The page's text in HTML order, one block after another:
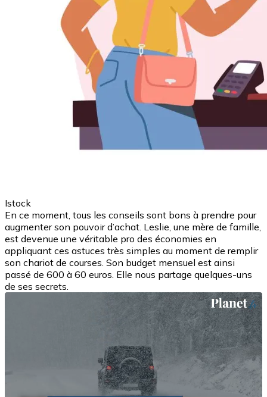
Istock
En ce moment, tous les conseils sont bons à prendre pour
augmenter son pouvoir d’achat. Leslie, une mère de famille,
est devenue une véritable pro des économies en
appliquant ces astuces très simples au moment de remplir
son chariot de courses. Son budget mensuel est ainsi
passé de 600 à 60 euros. Elle nous partage quelques-uns
de ses secrets.